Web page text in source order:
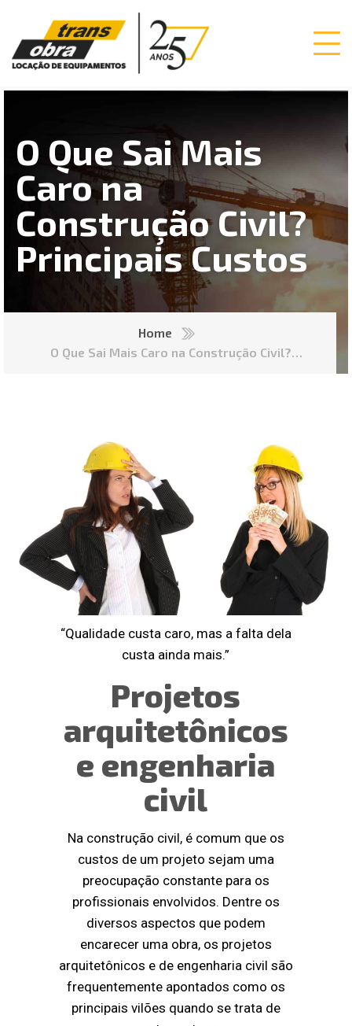
O Que Sai Mais
Caro na
Construção Civil?
Principais Custos
Home
O Que Sai Mais Caro na Construção Civil?
“Qualidade custa caro, mas a falta dela
custa ainda mais.”
Projetos
arquitetônicos
e engenharia
civil
Na construção civil, é comum que os
custos de um projeto sejam uma
preocupação constante para os
profissionais envolvidos. Dentre os
diversos aspectos que podem
encarecer uma obra, os projetos
arquitetônicos e de engenharia civil são
frequentemente apontados como os
principais vilões quando se trata de